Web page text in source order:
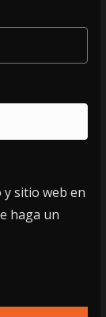
sitio web en
haga un